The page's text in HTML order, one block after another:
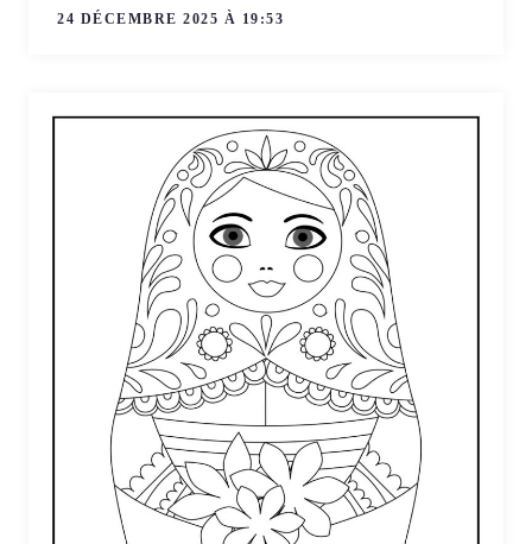
24 DÉCEMBRE 2025 À 19:53